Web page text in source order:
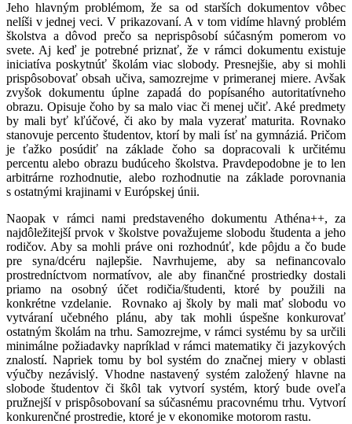
Jeho hlavným problémom, že sa od starších dokumentov vôbec
nelíši v jednej veci. V prikazovaní. A v tom vidíme hlavný problém
školstva a dôvod prečo sa neprispôsobí súčasným pomerom vo
svete. Aj keď je potrebné priznať, že v rámci dokumentu existuje
iniciatíva poskytnúť školám viac slobody. Presnejšie, aby si mohli
prispôsobovať obsah učiva, samozrejme v primeranej miere. Avšak
zvyšok dokumentu úplne zapadá do popísaného autoritatívneho
obrazu. Opisuje čoho by sa malo viac či menej učiť. Aké predmety
by mali byť kľúčové, či ako by mala vyzerať maturita. Rovnako
stanovuje percento študentov, ktorí by mali ísť na gymnáziá. Pričom
je ťažko posúdiť na základe čoho sa dopracovali k určitému
percentu alebo obrazu budúceho školstva. Pravdepodobne je to len
arbitrárne rozhodnutie, alebo rozhodnutie na základe porovnania
s ostatnými krajinami v Európskej únii.
Naopak v rámci nami predstaveného dokumentu Athéna++, za
najdôležitejší prvok v školstve považujeme slobodu študenta a jeho
rodičov. Aby sa mohli práve oni rozhodnúť, kde pôjdu a čo bude
pre syna/dcéru najlepšie. Navrhujeme, aby sa nefinancovalo
prostredníctvom normatívov, ale aby finančné prostriedky dostali
priamo na osobný účet rodičia/študenti, ktoré by použili na
konkrétne vzdelanie. Rovnako aj školy by mali mať slobodu vo
vytváraní učebného plánu, aby tak mohli úspešne konkurovať
ostatným školám na trhu. Samozrejme, v rámci systému by sa určili
minimálne požiadavky napríklad v rámci matematiky či jazykových
znalostí. Napriek tomu by bol systém do značnej miery v oblasti
výučby nezávislý. Vhodne nastavený systém založený hlavne na
slobode študentov či škôl tak vytvorí systém, ktorý bude oveľa
pružnejší v prispôsobovaní sa súčasnému pracovnému trhu. Vytvorí
konkurenčné prostredie, ktoré je v ekonomike motorom rastu.